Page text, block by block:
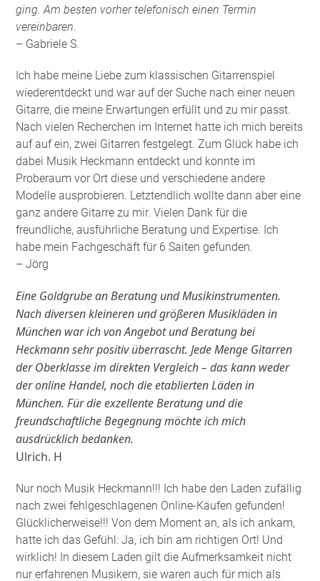
ging. Am besten vorher telefonisch einen Termin
vereinbaren.
– Gabriele S.
Ich habe meine Liebe zum klassischen Gitarrenspiel
wiederentdeckt und war auf der Suche nach einer neuen
Gitarre, die meine Erwartungen erfüllt und zu mir passt.
Nach vielen Recherchen im Internet hatte ich mich bereits
auf auf ein, zwei Gitarren festgelegt. Zum Glück habe ich
dabei Musik Heckmann entdeckt und konnte im
Proberaum vor Ort diese und verschiedene andere
Modelle ausprobieren. Letztendlich wollte dann aber eine
ganz andere Gitarre zu mir. Vielen Dank für die
freundliche, ausführliche Beratung und Expertise. Ich
habe mein Fachgeschäft für 6 Saiten gefunden
– Jörg
Eine Goldgrube an Beratung und Musikinstrumenten.
Nach diversen kleineren und größeren Musikläden in
München war ich von Angebot und Beratung bei
Heckmann sehr positiv überrascht. Jede Menge Gitarren
der Oberklasse im direkten Vergleich – das kann weder
der online Handel, noch die etablierten Läden in
München. Für die exzellente Beratung und die
freundschaftliche Begegnung möchte ich mich
ausdrücklich bedanken.
Ulrich. H
Nur noch Musik Heckmann!!! Ich habe den Laden zufällig
nach zwei fehlgeschlagenen Online-Käufen gefunden!
Glücklicherweise!!! Von dem Moment an, als ich ankam,
hatte ich das Gefühl: Ja, ich bin am richtigen Ort! Und
wirklich! In diesem Laden gilt die Aufmerksamkeit nicht
nur erfahrenen Musikern, sie waren auch für mich als